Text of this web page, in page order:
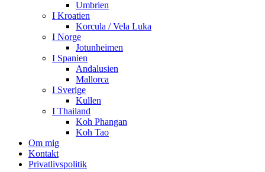
Umbrien
I Kroatien
Korcula / Vela Luka
I Norge
Jotunheimen
I Spanien
Andalusien
Mallorca
I Sverige
Kullen
I Thailand
Koh Phangan
Koh Tao
Om mig
Kontakt
Privatlivspolitik